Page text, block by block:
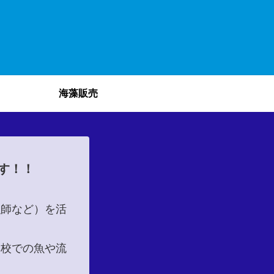
海藻販売
！！
など）を活
での魚や流